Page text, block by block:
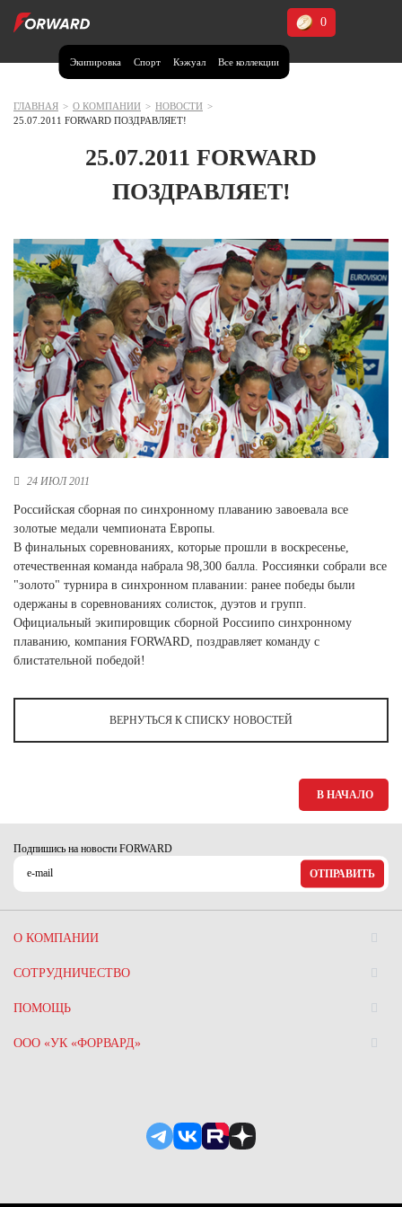
Экипировка Спорт Кэжуал Все коллекции
0
Москва и МО
Воронежская область (1)
Калининградская область (1)
Кемеровская область (2)
Краснодарский край (5)
Красноярский край (5)
Курская область (1)
Москва и МО (14)
Нижегородская область (1)
Новосибирская область (3)
Омская область (5)
Республика Башкортостан (3)
Республика Крым (1)
Ростовская область (2)
Самарская область (1)
Санкт-Петербург и ЛО (3)
Саратовская область (1)
Свердловская область (5)
Северная Осетия (2)
Смоленская область (1)
Ямало-Ненецкий автономный округ (1)
Ярославская область (1)
ГЛАВНАЯ > О КОМПАНИИ > НОВОСТИ >
25.07.2011 FORWARD ПОЗДРАВЛЯЕТ!
25.07.2011 FORWARD
ПОЗДРАВЛЯЕТ!
24 ИЮЛ 2011
Российская сборная по синхронному плаванию завоевала все
золотые медали чемпионата Европы.
В финальных соревнованиях, которые прошли в воскресенье,
отечественная команда набрала 98,300 балла. Россиянки собрали все
"золото" турнира в синхронном плавании: ранее победы были
одержаны в соревнованиях солисток, дуэтов и групп.
Официальный экипировщик сборной Россиипо синхронному
плаванию, компания FORWARD, поздравляет команду с
блистательной победой!
ВЕРНУТЬСЯ К СПИСКУ НОВОСТЕЙ
В НАЧАЛО
Подпишись на новости FORWARD
ОТПРАВИТЬ
О КОМПАНИИ
СОТРУДНИЧЕСТВО
ПОМОЩЬ
ООО «УК «ФОРВАРД»